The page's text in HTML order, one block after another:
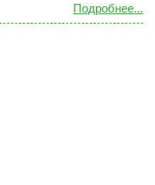
Подробнее...